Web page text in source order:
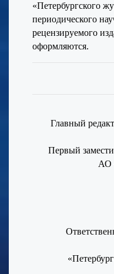
«Петербургского
периодического
рецензируемого
оформляются.
Главный
Первый
АО